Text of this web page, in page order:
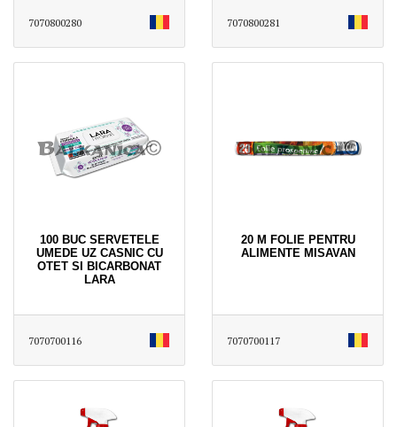
7070800280 7070800281
100 BUC SERVETELE
UMEDE UZ CASNIC CU
OTET SI BICARBONAT
LARA
7070700116
20 M FOLIE PENTRU
ALIMENTE MISAVAN
7070700117